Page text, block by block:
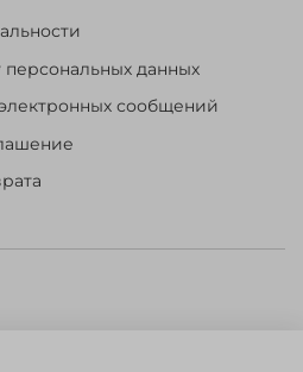
персональных данных
сообщений